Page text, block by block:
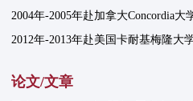
2004年-2005年赴加拿大Concordia大
2012年-2013年赴美国卡耐基梅隆大
论文/文章